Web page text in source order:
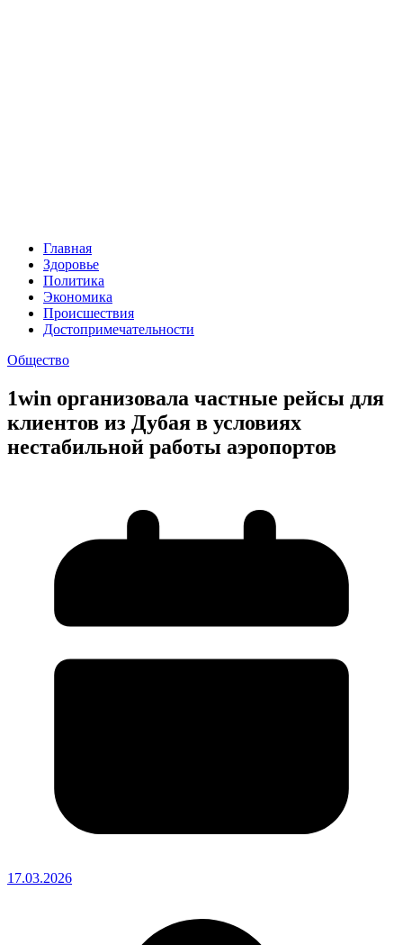
Главная
Здоровье
Политика
Экономика
Происшествия
Достопримечательности
Общество
1win организовала частные рейсы для
клиентов из Дубая в условиях
нестабильной работы аэропортов
17.03.2026